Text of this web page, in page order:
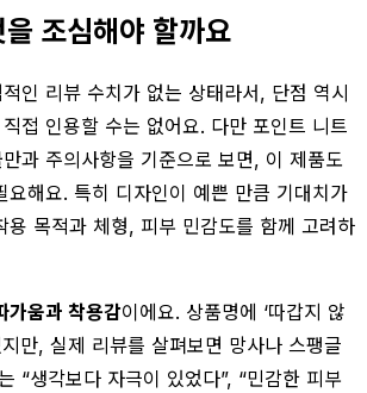
조심해야 할까요
인 리뷰 수치가 없는 상태라서, 단점 역시
접 인용할 수는 없어요. 다만 포인트 니트
과 주의사항을 기준으로 보면, 이 제품도
요해요. 특히 디자인이 예쁜 만큼 기대치가
용 목적과 체형, 피부 민감도를 함께 고려하
가움과 착용감이에요. 상품명에 ‘따갑지 않
만, 실제 리뷰를 살펴보면 망사나 스팽글
“생각보다 자극이 있었다”, “민감한 피부